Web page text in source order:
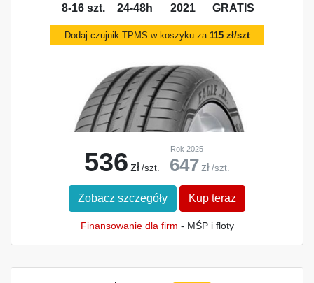
8-16 szt. 24-48h 2021 GRATIS
Dodaj czujnik TPMS w koszyku za 115 zł/szt
536 zł /szt.
Rok 2025
647zł /szt.
Zobacz szczegóły Kup teraz
Finansowanie dla firm - MŚP i floty